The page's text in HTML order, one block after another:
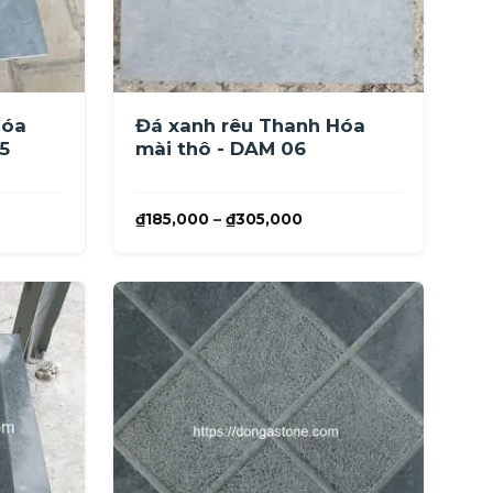
Đá xanh rêu Thanh Hóa
mài thô - DAM 06
₫185,000 – ₫305,000
₫185,000
đến
₫305,000